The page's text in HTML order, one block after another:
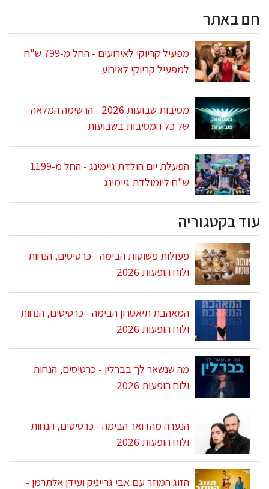
חם באתר
מפעיל קריוקי לאירועים - החל מ-799 ש"ח
למפעיל קריוקי לאירוע
מסיבות שבועות 2026 - הרשימה המלאה
של כל המסיבות בשבועות
הפעלת יום הולדת גיימינג - החל מ-1199
ש"ח ליומולדת גיימינג
עוד בקטגוריה
פעולות פשוטות הבימה - כרטיסים, הנחות
ולוח הופעות 2026
המאהבת תיאטרון הבימה - כרטיסים, הנחות
ולוח הופעות 2026
מה שנשאר לך בברלין - כרטיסים, הנחות
ולוח הופעות 2026
הנערה מהדואר הבימה - כרטיסים, הנחות
ולוח הופעות 2026
הזוג המוזר עם אבי גרייניק ועידן אלתרמן -